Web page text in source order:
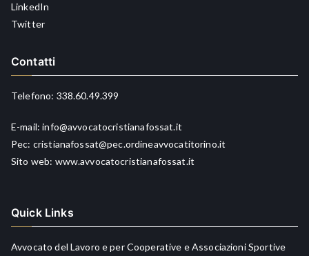
LinkedIn
Twitter
Contatti
Telefono: 338.60.49.399
E-mail:info@avvocatocristianafossat.it
Pec: cristianafossat@pec.ordineavvocatitorino.it
Sito web: www.avvocatocristianafossat.it
Quick Links
Avvocato del Lavoro e per Cooperative e Associazioni Sportive